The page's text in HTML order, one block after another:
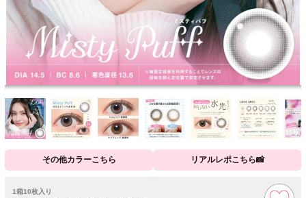
その他カラーこちら リアルレポこちら📸
1箱10枚入り